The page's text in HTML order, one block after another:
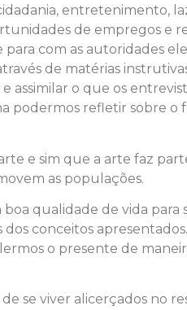
entretenimento,
de empregos e
com as autoridades
de matérias
assimilar o que os
podermos refletir sobre o
e sim que a arte faz
as populações.
qualidade de vida para
conceitos
o presente de
se viver alicerçados no